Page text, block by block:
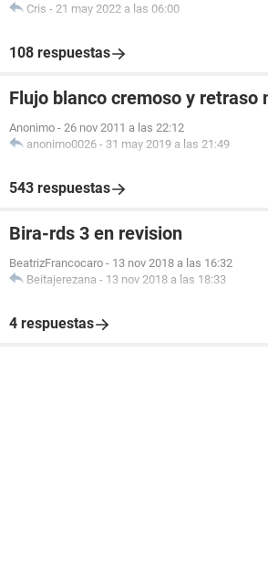
Cris - 21 may 2022 a las 06:00
108 respuestas
Flujo blanco cremoso y retraso
Anonimo - 26 nov 2011 a las 22:12
anonimo0026 - 31 may 2019 a las 21:49
543 respuestas
Bira-rds 3 en revision
BeatrizFrancocaro - 13 nov 2018 a las 16:32
Beitajerezana - 13 nov 2018 a las 18:33
4 respuestas